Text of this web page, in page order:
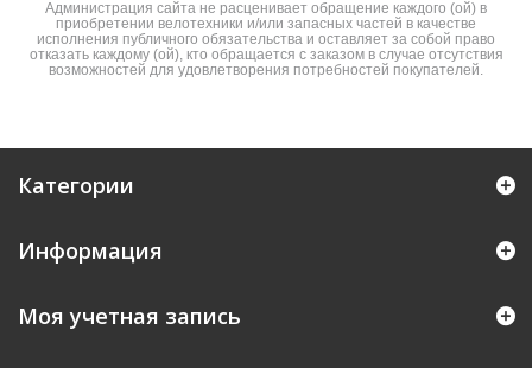
Администрация сайта не расценивает обращение каждого (ой) в
приобретении велотехники и/или запасных частей в качестве
исполнения публичного обязательства и оставляет за собой право
отказать каждому (ой), кто обращается с заказом в случае отсутствия
возможностей для удовлетворения потребностей покупателей.
Категории
Информация
Моя учетная запись